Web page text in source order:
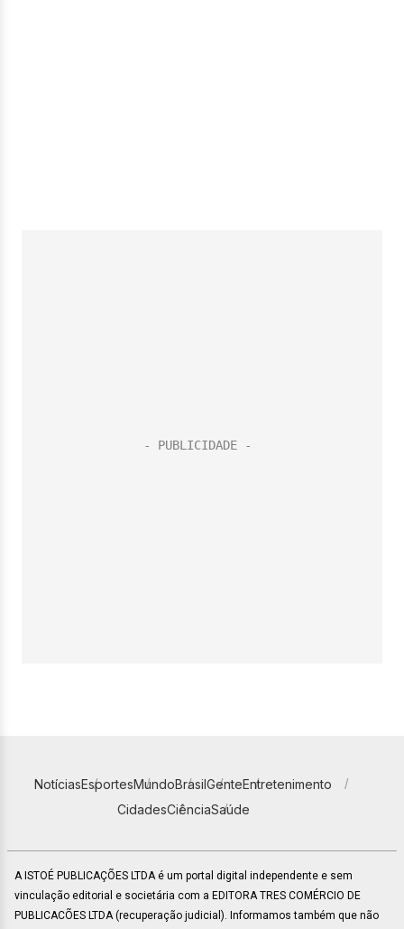
NotíciasEsportesMundoBrasilGenteEntretenimento
CidadesCiênciaSaúde
A ISTOÉ PUBLICAÇÕES LTDA é um portal digital independente e sem
vinculação editorial e societária com a EDITORA TRES COMÉRCIO DE
PUBLICACÕES LTDA (recuperação judicial). Informamos também que não